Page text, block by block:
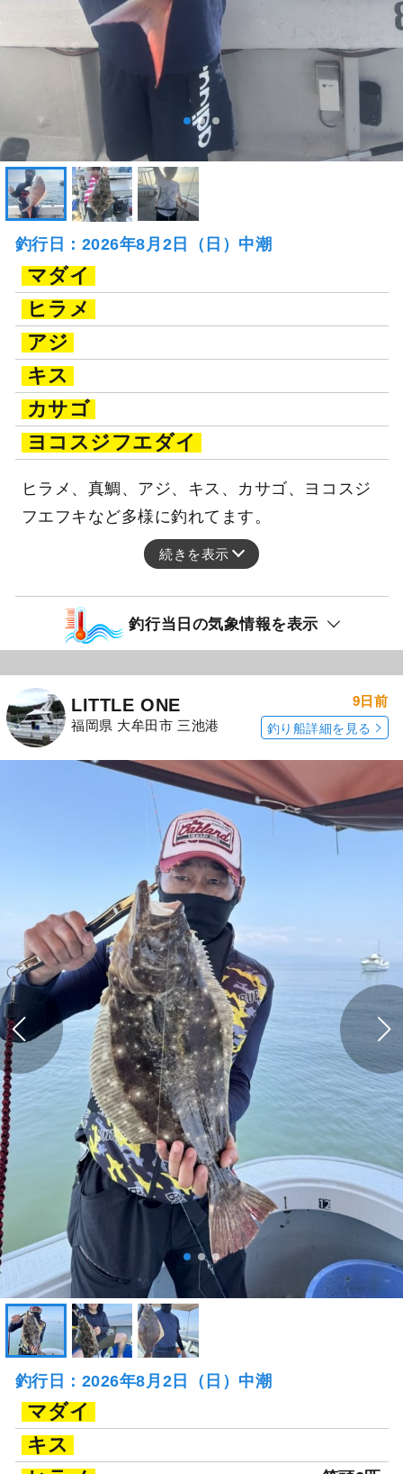
釣行日：2026年8月2日（日）中潮
マダイ
ヒラメ
アジ
キス
カサゴ
ヨコスジフエダイ
ヒラメ、真鯛、アジ、キス、カサゴ、ヨコスジ
フエフキなど多様に釣れてます。
続きを表示
釣行当日の気象情報を表示
LITTLE ONE
福岡県 大牟田市 三池港
9日前
釣り船詳細を見る
釣行日：2026年8月2日（日）中潮
マダイ
キス